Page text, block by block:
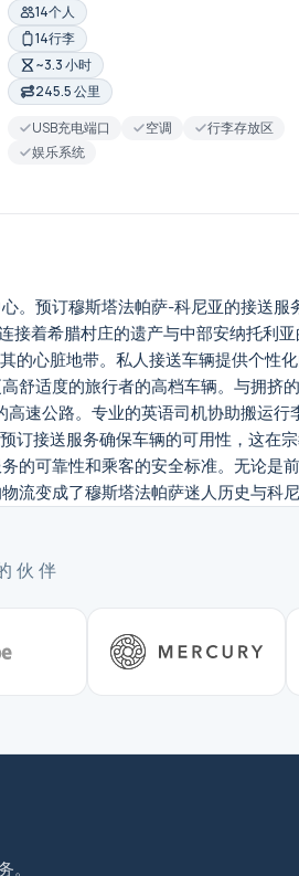
14个人
14行李
~3.3 小时
245.5 公里
USB充电端口
空调
行李存放区
娱乐系统
预订穆斯塔法帕萨-科尼亚的接送
着希腊村庄的遗产与中部安纳托利
心脏地带。私人接送车辆提供个性
适度的旅行者的高档车辆。与拥挤
速公路。专业的英语司机协助搬运
接送服务确保车辆的可用性，这在
可靠性和乘客的安全标准。无论是
变成了穆斯塔法帕萨迷人历史与科
伙伴